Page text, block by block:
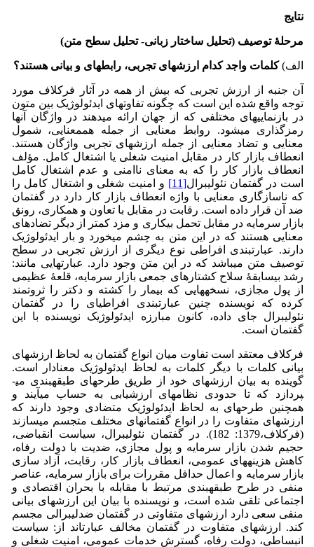
نتایج
مرحلۀ توصیف (تحلیل ساختار زبانی- تحلیل سطح متن)
الف)کلمات واجد کدام ارزش­های تجربی، رابطه­ای و بیانی هستند؟
آن جنبه از ارزش تجربی که بیش از همه در آثار فرکلاف مورد
توجه واقع شده این است که چگونه تفاوت­های ایدئولوژیک بین متون
در بازنمایی­های مختلفی که از جهان ارائه می­دهند در واژگان آنها
رمزگذاری می­شود. روابط معنایی از جمله هم­معنایی، شمول
معنایی و تضاد معنایی از جمله ارزش­های تجربی واژگان هستند.
انعطاف بازار کار در مقابل امنیت شغلی یا اشتغال کامل. مؤلف
انعطاف بازار کار را که به معنای ناامنی و عدم اشتغال کامل
است در گفتمان نئولیبرال[11]
و امنیت شغلی و اشتغال کامل را
که ناسازگاری معنایی با واژه انعطاف بازار کار دارد در گفتمان
ضد آن قرار داده است. رقابت در مقابل با تعاون و همکاری، رونق
بازار سرمایه در مقابل تحمل بیکاری و مزد کمتر از دیگر تضادهای
معنایی هستند که در این متن به چشم می‏خورد و بار ایدئولوژیک
دارند. عبارت­بندی افراطی نوع دیگری از ارزش تجربی در سطح
توصیف متن می­باشد که در این متن وجود دارد. عبارت­هایی مانند:
رشد بی­سابقۀ سلاح کشتارهای جمعی بازار سرمایه، قلعۀ عظیمی
از پول مجازی، نسخه­هایی که بیمار را کشته و دکتر را ثروتمند
کرده که نویسنده چنین عبارت­بندی افراطی­ای را در گفتمان
نئولیبرال جای داده، کانون مبارزه ایدئولوژیک نویسنده با این
گفتمان است.
فرکلاف معتقد است تفاوت میان انواع گفتمان به لحاظ ارزش­های
بیانی کلمات با دیگر کلمات به لحاظ ایدئولوژیک معنادار است.
گوینده به بیان ارزش­های خود از طریق طرح­های طبقه­بندی می­
پردازد که تا حدودی نظام­های ارزشیابی به حساب می­آیند و
همچنین طرح­های به لحاظ ایدئولوژیک متضادی وجود دارند که
ارزش­های متفاوت را در انواع گفتمان­های مختلف متجسم می­سازند
(فرکلاف،1379: 182). در گفتمان نئولیبرال، سیاست انقباضی،
حجیم شدن بازار سرمایه و پول مجازی، ضدیت با دولت رفاه،
کاهش هزینه­های عمومی، انعطاف بازار کار، رقابت، آزاد سازی
بازار سرمایه و اعمال حداقل مقررات برای بازار سرمایه، عناصر
منفی در طرح طبقه­بندی مرتبط با مقابله با بحران اقتصادی و
اجتماعی تلقی شده است، و نویسنده با بیان این ارزش­های بیانی
منفی سعی دارد ارزش­های متفاوتی در گفتمان ضدلیبرالی مجسم
کند. ارزش­های متفاوت در گفتمان مخالف عبارت­اند از: سیاست
انبساطی، دولت رفاه، گسترش خدمات عمومی، امنیت شغلی و